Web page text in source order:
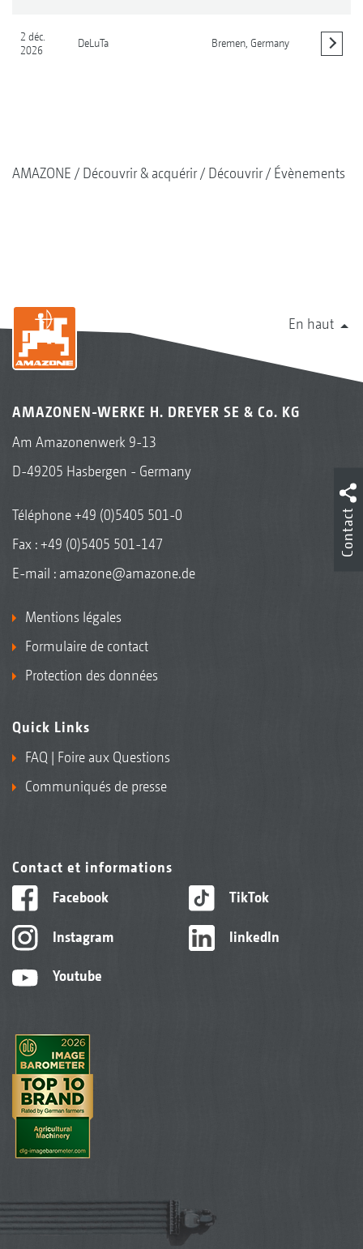
2 déc.
2026
DeLuTa Bremen, Germany
AMAZONE Découvrir & acquérir Découvrir Évènements
En haut
AMAZONEN-WERKE H. DREYER SE & Co. KG
Am Amazonenwerk 9-13
D-49205 Hasbergen - Germany
Téléphone+49 (0)5405 501-0
Fax : +49 (0)5405 501-147
E-mail : amazone@amazone.de
Mentions légales
Formulaire de contact
Protection des données
Quick Links
FAQ | Foire aux Questions
Communiqués de presse
Contact et informations
Facebook
Instagram
Youtube
TikTok
linkedIn
Contact